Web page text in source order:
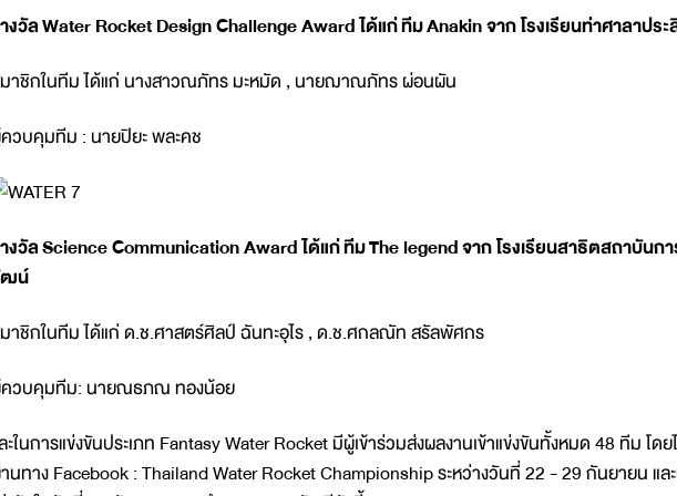
งวัลWater Rocket Design Challenge Award ได้แก่ทีมAnakin จาก โรงเรียนท่าศาลาปร
าชิกในทีม ได้แก่ นางสาวณภัทร มะหมัด , นายฌาณภัทร ผ่อนผัน
วบคุมทีม : นายปิยะ พละคช
งวัลScience Communication Award ได้แก่ทีมThe legendจาก โรงเรียนสาธิตสถาบัน
น์
าชิกในทีม ได้แก่ ด.ช.ศาสตร์ศิลป์ ฉันทะอุไร , ด.ช.ศกลณัท สรัลพัศกร
วบคุมทีม: นายณธภณ ทองน้อย
ะในการแข่งขันประเภท Fantasy Water Rocket มีผู้เข้าร่วมส่งผลงานเข้าแข่งขันทั้งหมด 48 ทีม โด
นทาง Facebook : Thailand Water Rocket Championship ระหว่างวันที่ 22 - 29 กันยายน แล